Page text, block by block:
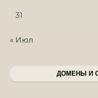
31
« Июл
ДОМЕНЫ И